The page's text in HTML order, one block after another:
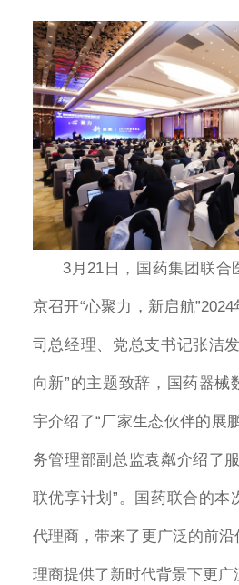
3月21日，国药集团联合
京召开“心聚力，新启航
司总经理、党总支书记张洁
向新”的主题致辞，国药器械
宇介绍了“厂家生态伙伴的展
务管理部副总监袁粼介绍了
联优享计划”。国药联合的本
代理商，带来了更广泛的前
理商提供了新时代背景下更广